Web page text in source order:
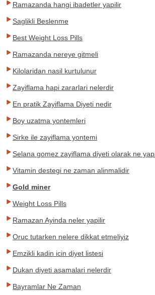
Ramazanda hangi ibadetler yapilir
Saglikli Beslenme
Best Weight Loss Pills
Ramazanda nereye gitmeli
Kilolaridan nasil kurtulunur
Zayiflama hapi zararlari nelerdir
En pratik Zayiflama Diyeti nedir
Boy uzatma yontemleri
Sirke ile zayiflama yontemi
Selana gomez zayiflama diyeti olarak ne
Vitamin destegi ne zaman alinmalidir
Gold miner
Weight Loss Pills
Ramazan Ayinda neler yapilir
Oruc tutarken nelere dikkat etmeliyiz
Emzikli kadin icin diyet listesi
Dukan diyeti asamalari nelerdir
Bayramlar Ne Zaman